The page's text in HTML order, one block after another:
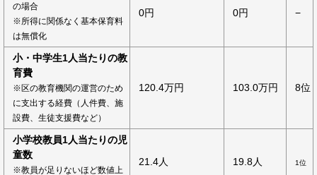
の場合
※所得に関係なく基本保育料
は無償化
0円 0円 −
小・中学生1人当たりの教
育費
※区の教育機関の運営のため
に支出する経費（人件費、施
設費、生徒支援費など）
120.4万円 103.0万円 8位
小学校教員1人当たりの児
童数
※教員が足りないほど数値上
21.4人 19.8人 1位